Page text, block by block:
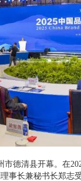
市德清县开幕。在
事长兼秘书长郑志